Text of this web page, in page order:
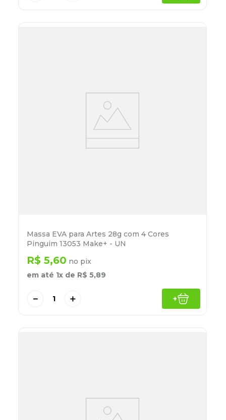
Massa EVA para Artes 28g com 4 Cores
Pinguim 13053 Make+ - UN
R$ 5,60 no pix
em até 1x de R$ 5,89
＋
－ +